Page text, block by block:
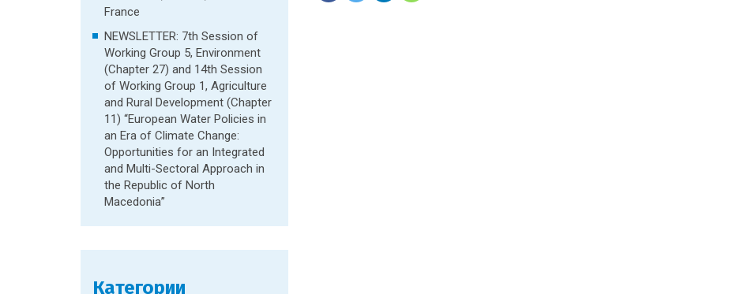
France
NEWSLETTER: 7th Session of
Working Group 5, Environment
(Chapter 27) and 14th Session
of Working Group 1, Agriculture
and Rural Development (Chapter
11) “European Water Policies in
an Era of Climate Change:
Opportunities for an Integrated
and Multi-Sectoral Approach in
the Republic of North
Macedonia”
Категории